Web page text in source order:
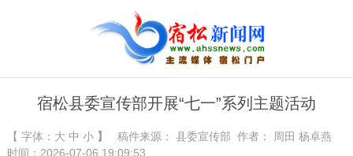
宿松县委宣传部开展“七一”系列主题活动
【 字体： 大 中 小】 稿件来源： 县委宣传部 作者： 周田 杨卓燕
时间：2026-07-06 19:09:53